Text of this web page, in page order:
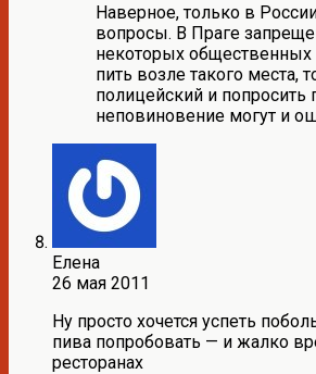
Наверное, только в
вопросы. В Праге
некоторых общественных
пить возле такого места,
полицейский и попросить
неповиновение могут и
Елена
26 мая 2011
Ну просто хочется успеть
пива попробовать — и жалко
ресторанах